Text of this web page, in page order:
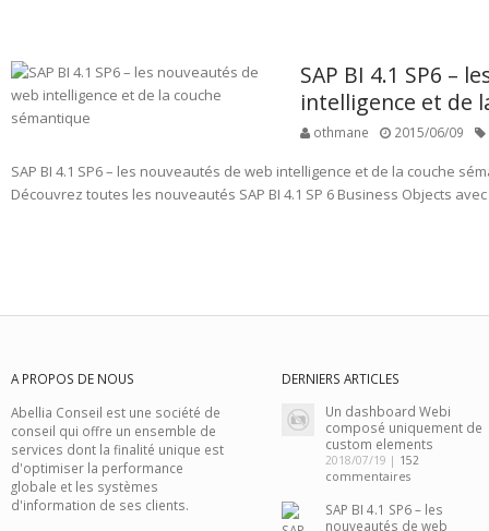
SAP BI 4.1 SP6 –
intelligence et de
othmane 2015/06/09
SAP BI 4.1 SP6 – les nouveautés de web intelligence et de la couche
Découvrez toutes les nouveautés SAP BI 4.1 SP 6 Business Objects avec
A PROPOS DE NOUS
Abellia Conseil est une société de
conseil qui offre un ensemble de
services dont la finalité unique est
d'optimiser la performance
globale et les systèmes
d'information de ses clients.
DERNIERS ARTICLES
Un dashboard Webi
composé uniquement de
custom elements
2018/07/19 | 152
commentaires
SAP BI 4.1 SP6 – les
nouveautés de web